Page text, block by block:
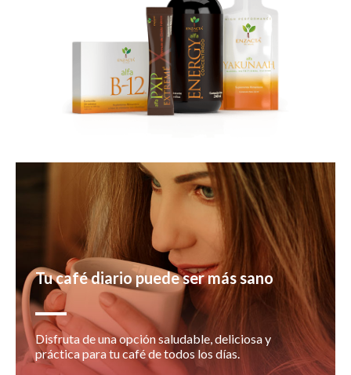
Tu café diario puede ser más sano
Disfruta de una opción saludable, deliciosa y
práctica para tu café de todos los días.